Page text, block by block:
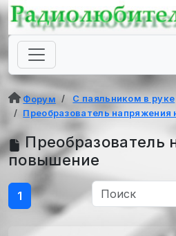
Форум С паяльником в руке
Преобразователь
Преобразователь
повышение
1